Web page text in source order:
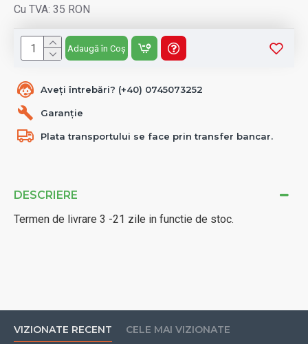
DESCRIERE
Termen de livrare 3 -21 zile in functie de stoc.
Aveți întrebări? (+40) 0745073252
Garanție
Plata transportului se face prin transfer bancar.
Cu TVA: 35 RON
Adaugă în Coș
VIZIONATE RECENT CELE MAI VIZIONATE